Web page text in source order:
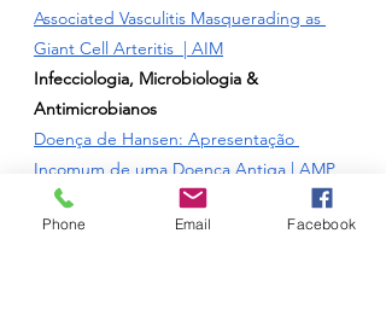
Associated Vasculitis Masquerading as
Giant Cell Arteritis | AIM
Infecciologia, Microbiologia &
Antimicrobianos
Doença de Hansen: Apresentação
Incomum de uma Doença Antiga | AMP
Endogenous Endophthalmitis as a
Complication of a Systemic Infection by
Phone Email Facebook